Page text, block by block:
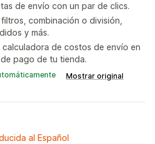
de envío con un par de clics.
combinación o división,
y más.
de costos de envío en
pago de tu tienda.
Mostrar original
al Español